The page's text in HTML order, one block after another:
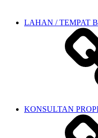
LAHAN / TEMPAT
KONSULTAN